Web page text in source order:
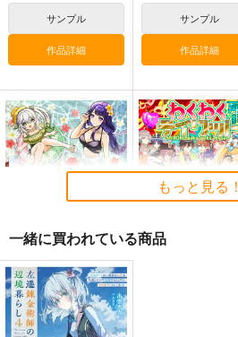
サンプル
作品詳細
サンプル
作品詳細
わくわくテイワットバ
ケーション
ゆであすぱら
もっと見る！
一緒に買われている商品